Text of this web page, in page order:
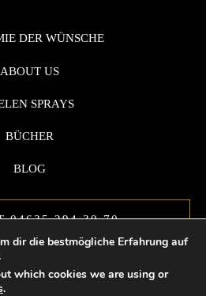
DER WÜNSCHE
ABOUT US
SPRAYS
BÜCHER
BLOG
04635 294 30 70
dir die bestmögliche Erfahrung auf
which cookies we are using or
.